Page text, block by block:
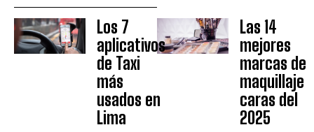
Los 7
aplicativos
de Taxi
más
usados en
Lima
Las 14
mejores
marcas de
maquillaje
caras del
2025